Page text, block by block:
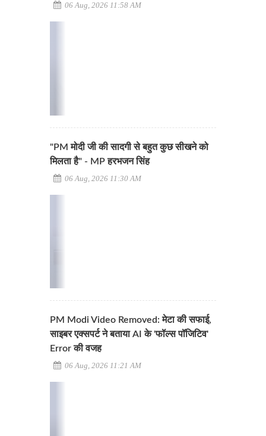
06 Aug, 2026 11:58 AM
"PM मोदी जी की सादगी से बहुत कुछ सीखने को
मिलता है" - MP हरभजन सिंह
06 Aug, 2026 11:30 AM
PM Modi Video Removed: मेटा की सफाई,
साइबर एक्सपर्ट ने बताया AI के 'फॉल्स पॉजिटिव'
Error की वजह
06 Aug, 2026 11:21 AM